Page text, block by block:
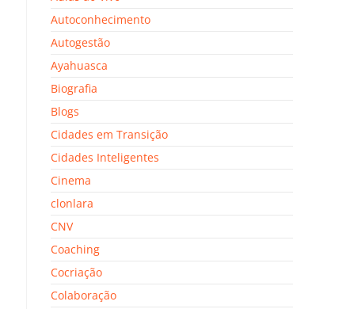
Autoconhecimento
Autogestão
Ayahuasca
Biografia
Blogs
Cidades em Transição
Cidades Inteligentes
Cinema
clonlara
CNV
Coaching
Cocriação
Colaboração